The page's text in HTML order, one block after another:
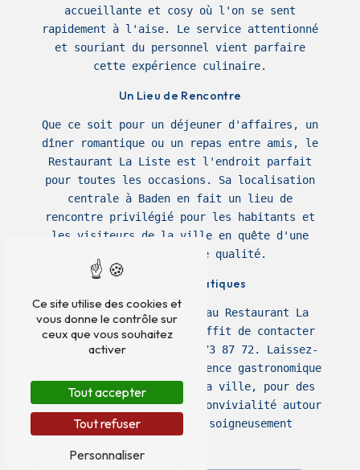
accueillante et cosy où l'on se sent
rapidement à l'aise. Le service attentionné
et souriant du personnel vient parfaire
cette expérience culinaire.
Un Lieu de Rencontre
Que ce soit pour un déjeuner d'affaires, un
dîner romantique ou un repas entre amis, le
Restaurant La Liste est l'endroit parfait
pour toutes les occasions. Sa localisation
centrale à Baden en fait un lieu de
rencontre privilégié pour les habitants et
les visiteurs de la ville en quête d'une
pause gourmande de qualité.
Informations Pratiques
Pour réserver une table au Restaurant La
Liste à Baden, il vous suffit de contacter
l'établissement au 06 67 73 87 72. Laissez-
vous tenter par une expérience gastronomique
inoubliable au coeur de la ville, pour des
moments de plaisir et de convivialité autour
de plats savoureux et soigneusement
Ce site utilise des cookies et
vous donne le contrôle sur
ceux que vous souhaitez
activer
Tout accepter
Tout refuser
Personnaliser